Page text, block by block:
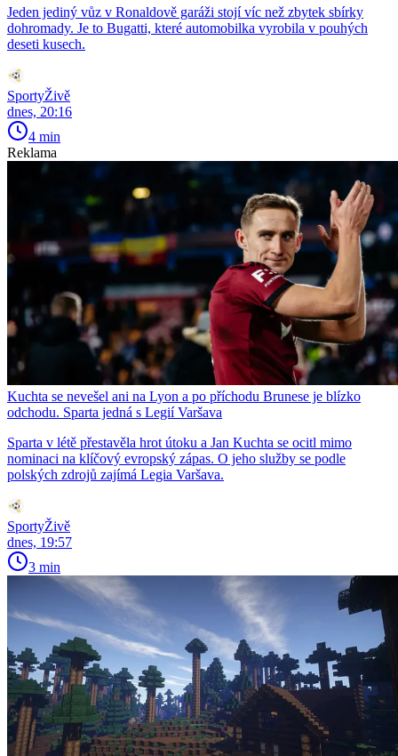
Jeden jediný vůz v Ronaldově garáži stojí víc než zbytek sbírky
dohromady. Je to Bugatti, které automobilka vyrobila v pouhých
deseti kusech.
SportyŽivě
dnes, 20:16
4 min
Reklama
Kuchta se nevešel ani na Lyon a po příchodu Brunese je blízko
odchodu. Sparta jedná s Legií Varšava
Sparta v létě přestavěla hrot útoku a Jan Kuchta se ocitl mimo
nominaci na klíčový evropský zápas. O jeho služby se podle
polských zdrojů zajímá Legia Varšava.
SportyŽivě
dnes, 19:57
3 min